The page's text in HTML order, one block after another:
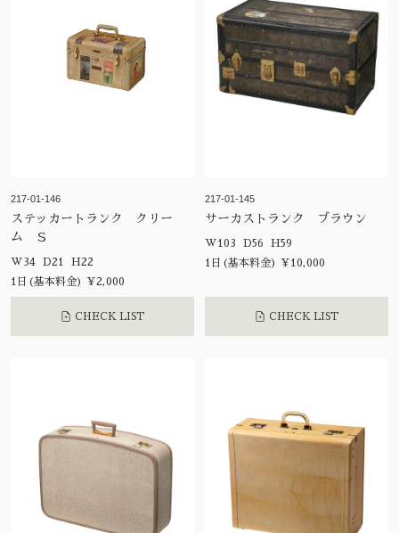
217-01-146
ステッカートランク クリー
ム Ｓ
W34 D21 H22
1日(基本料金) ¥2,000
CHECK LIST
217-01-145
サーカストランク ブラウン
W103 D56 H59
1日(基本料金) ¥10,000
CHECK LIST